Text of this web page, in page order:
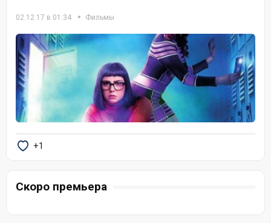
02.12.17 в 01:34 Фильмы
+1
Скоро премьера